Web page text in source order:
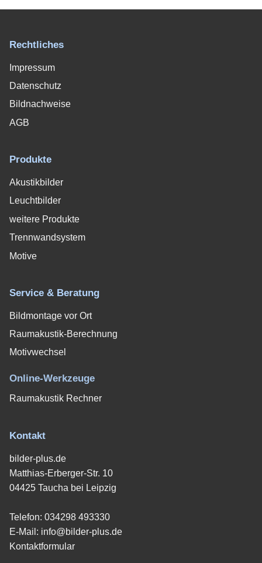
Rechtliches
Impressum
Datenschutz
Bildnachweise
AGB
Produkte
Akustikbilder
Leuchtbilder
weitere Produkte
Trennwandsystem
Motive
Service & Beratung
Bildmontage vor Ort
Raumakustik-Berechnung
Motivwechsel
Online-Werkzeuge
Raumakustik Rechner
Kontakt
bilder-plus.de
Matthias-Erberger-Str. 10
04425 Taucha bei Leipzig
Telefon: 034298 493330
E-Mail: info@bilder-plus.de
Kontaktformular